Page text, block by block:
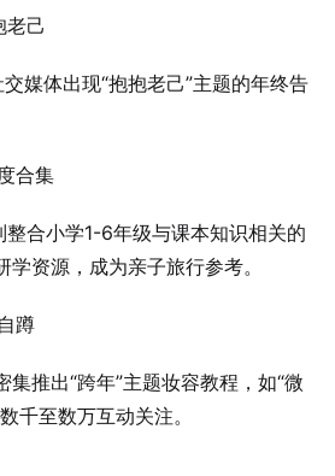
老己
媒体出现“抱抱老己”主题的年终告
合集
整合小学1-6年级与课本知识相关的
资源，成为亲子旅行参考。
蹲
推出“跨年”主题妆容教程，如“微
千至数万互动关注。